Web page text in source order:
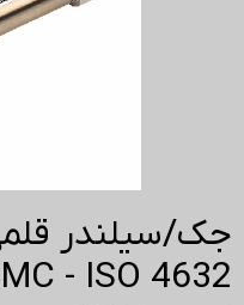
جک/سیلندر
- ISO 4632